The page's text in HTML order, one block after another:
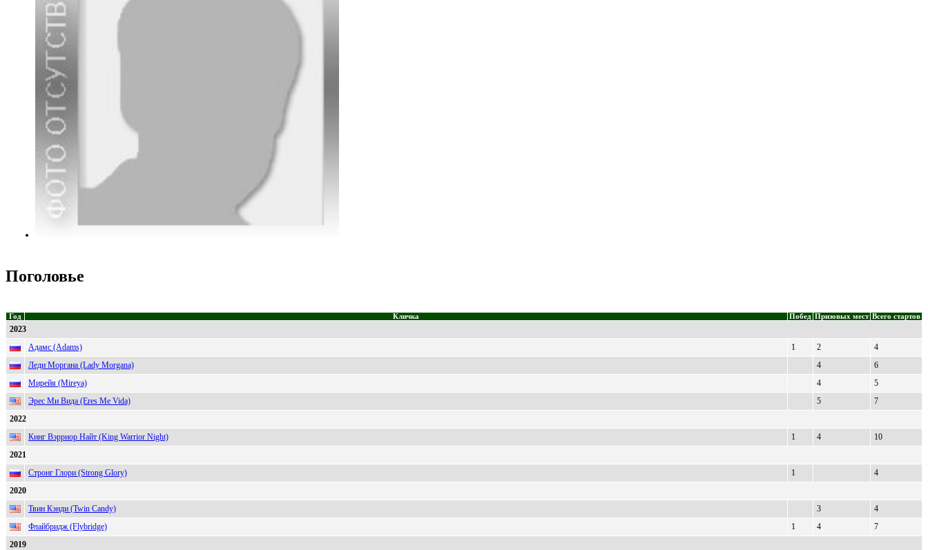
Поголовье
Год Кличка Побед Призовых мест Всего стартов
2023
Адамс (Adams)
1 2
4
Леди Моргана (Lady Morgana)
4
6
Мирейя (Mireya)
4
5
Эрес Ми Вида (Eres Me Vida)
5
7
2022
Кинг Вэрриор Найт (King Warrior Night)
1 4
10
2021
Стронг Глори (Strong Glory)
1
4
2020
Твин Кэнди (Twin Candy)
3
4
Флайбридж (Flybridge)
1 4
7
2019